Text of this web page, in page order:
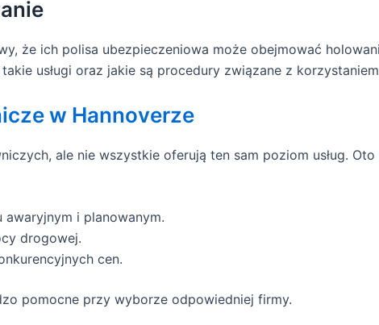
że ich polisa ubezpieczeniowa może obejmować
usługi oraz jakie są procedury związane z
w Hannoverze
ale nie wszystkie oferują ten sam poziom usług.
awaryjnym i planowanym.
drogowej.
cen.
pomocne przy wyborze odpowiedniej firmy.